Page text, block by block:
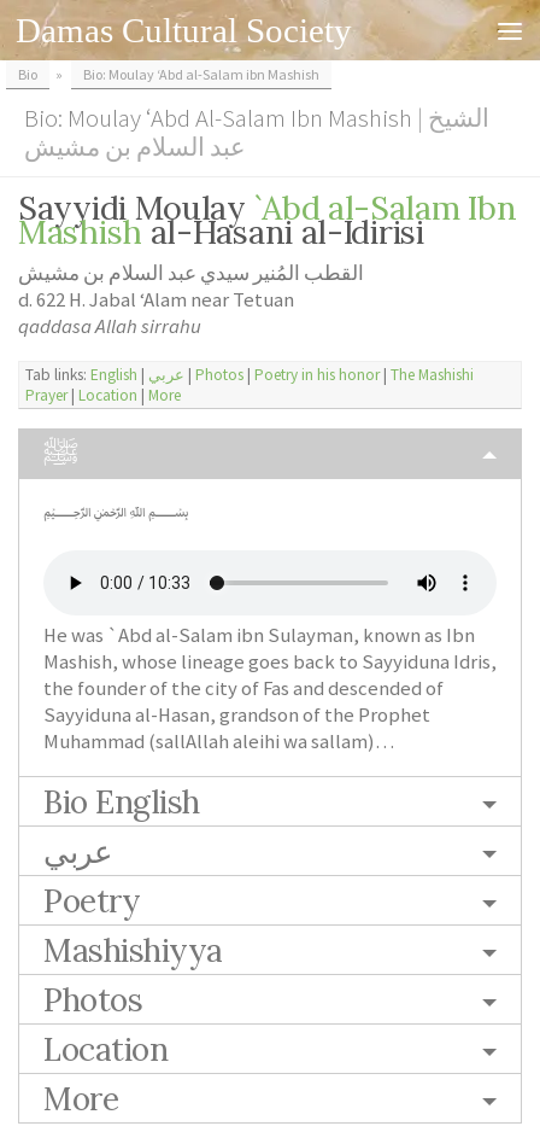
Skip to content
Damas Cultural Society
Bio » Bio: Moulay ‘Abd al-Salam ibn Mashish
Bio: Moulay ‘Abd Al-Salam Ibn Mashish | الشيخ
عبد السلام بن مشيش
Sayyidi Moulay `Abd al-Salam Ibn
Mashishal-Hasani al-Idirisi
القطب المُنير سيدي عبد السلام بن مشيش
d. 622 H. Jabal ‘Alam near Tetuan
qaddasa Allah sirrahu
Tab links: English | عربي | Photos | Poetry in his honor| The Mashishi
Prayer| Location | More
ﷺ
﷽
He was `Abd al-Salam ibn Sulayman, known as Ibn
Mashish, whose lineage goes back to Sayyiduna Idris,
the founder of the city of Fas and descended of
Sayyiduna al-Hasan, grandson of the Prophet
Muhammad (sallAllah aleihi wa sallam)…
Bio English
عربي
Poetry
Mashishiyya
Photos
Location
More